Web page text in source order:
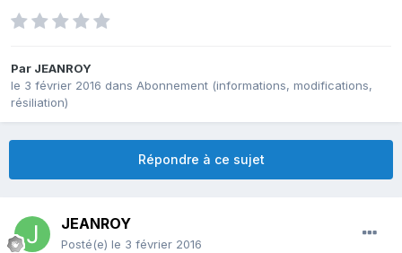
Par JEANROY
le 3 février 2016 dans Abonnement (informations, modifications,
résiliation)
Répondre à ce sujet
JEANROY
Posté(e) le 3 février 2016